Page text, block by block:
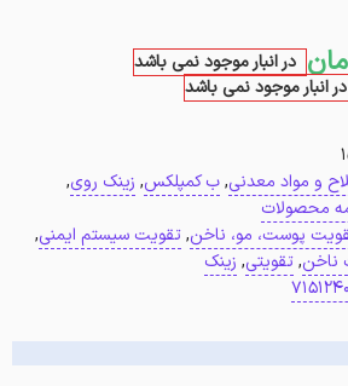
در انبار موجود نمی باشد
در انبار موجود نمی باشد
و مواد معدنی,ب کمپلکس, زینک روی,
محصولات
پوست، مو، ناخن,تقویت سیستم ایمنی,
ناخن,تقویتی, زینک